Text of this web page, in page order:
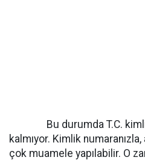
Bu durumda T.C.
kalmıyor. Kimlik
çok muamele yapılabilir. O